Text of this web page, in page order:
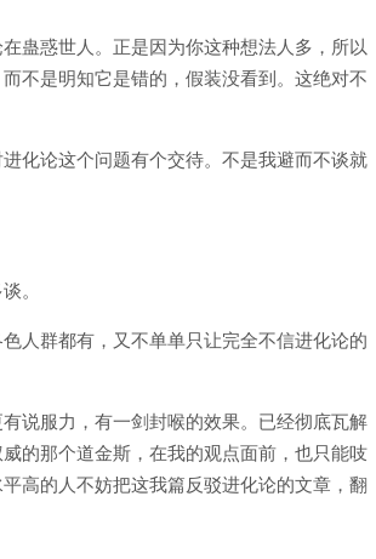
蛊惑世人。正是因为你这种想法人多，所以
不是明知它是错的，假装没看到。这绝对不
化论这个问题有个交待。不是我避而不谈就
。
人群都有，又不单单只让完全不信进化论的
说服力，有一剑封喉的效果。已经彻底瓦解
的那个道金斯，在我的观点面前，也只能吱
高的人不妨把这我篇反驳进化论的文章，翻